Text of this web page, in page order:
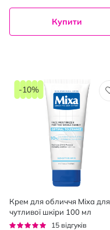
Купити
Крем для обличчя Mixa для
чутливої шкіри 100 мл
Рейтинг:
15 відгуків
-10%